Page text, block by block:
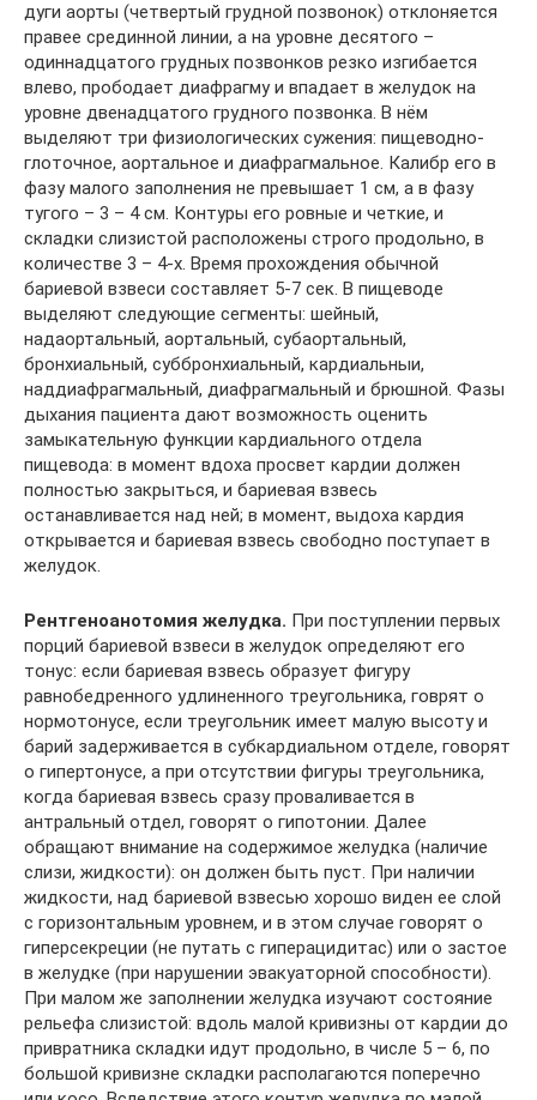
дуги аорты (четвертый грудной позвонок) отклоняется
правее срединной линии, а на уровне десятого –
одиннадцатого грудных позвонков резко изгибается
влево, прободает диафрагму и впадает в желудок на
уровне двенадцатого грудного позвонка. В нём
выделяют три физиологических сужения: пищеводно-
глоточное, аортальное и диафрагмальное. Калибр его в
фазу малого заполнения не превышает 1 см, а в фазу
тугого – 3 – 4 см. Контуры его ровные и четкие, и
складки слизистой расположены строго продольно, в
количестве 3 – 4-х. Время прохождения обычной
бариевой взвеси составляет 5-7 сек. В пищеводе
выделяют следующие сегменты: шейный,
надаортальный, аортальный, субаортальный,
бронхиальный, суббронхиальный, кардиальныи,
наддиафрагмальный, диафрагмальный и брюшной. Фазы
дыхания пациента дают возможность оценить
замыкательную функции кардиального отдела
пищевода: в момент вдоха просвет кардии должен
полностью закрыться, и бариевая взвесь
останавливается над ней; в момент, выдоха кардия
открывается и бариевая взвесь свободно поступает в
желудок.
Рентгеноанотомия желудка. При поступлении первых
порций бариевой взвеси в желудок определяют его
тонус: если бариевая взвесь образует фигуру
равнобедренного удлиненного треугольника, говрят о
нормотонусе, если треугольник имеет малую высоту и
барий задерживается в субкардиальном отделе, говорят
о гипертонусе, а при отсутствии фигуры треугольника,
когда бариевая взвесь сразу проваливается в
антральный отдел, говорят о гипотонии. Далее
обращают внимание на содержимое желудка (наличие
слизи, жидкости): он должен быть пуст. При наличии
жидкости, над бариевой взвесью хорошо виден ее слой
с горизонтальным уровнем, и в этом случае говорят о
гиперсекреции (не путать с гиперацидитас) или о застое
в желудке (при нарушении эвакуаторной способности).
При малом же заполнении желудка изучают состояние
рельефа слизистой: вдоль малой кривизны от кардии до
привратника складки идут продольно, в числе 5 – 6, по
большой кривизне складки располагаются поперечно